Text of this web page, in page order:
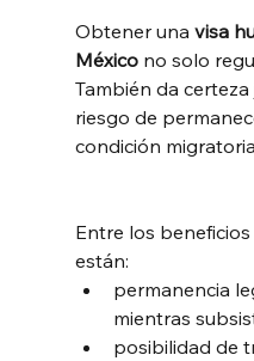
Obtener una visa
México no solo
También da
riesgo de
condición
Entre los
están:
permanencia
mientras
posibilidad de